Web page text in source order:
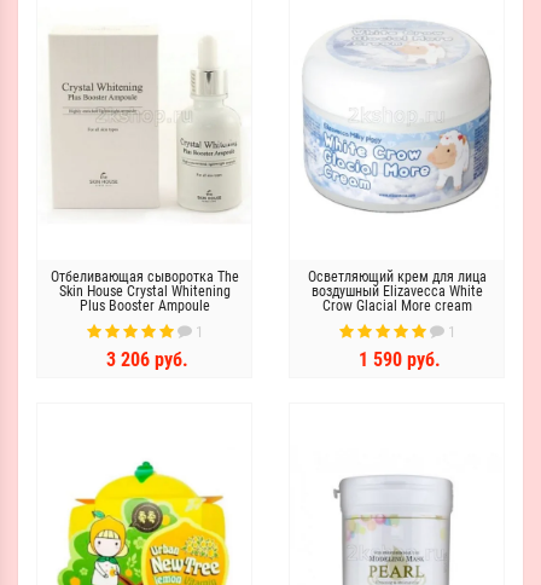
Отбеливающая сыворотка The
Skin House Crystal Whitening
Plus Booster Ampoule
1
3 206 руб.
Осветляющий крем для лица
воздушный Elizavecca White
Crow Glacial More cream
1
1 590 руб.